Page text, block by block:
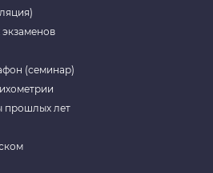
(семинар)
прошлых лет